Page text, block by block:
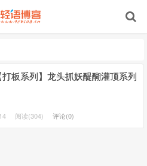
打板系列】龙头抓妖醍醐灌顶系列
阅读(304) 评论(0)